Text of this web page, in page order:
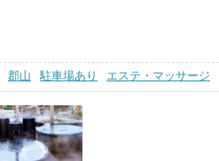
郡山 駐車場あり エステ・マッサージ